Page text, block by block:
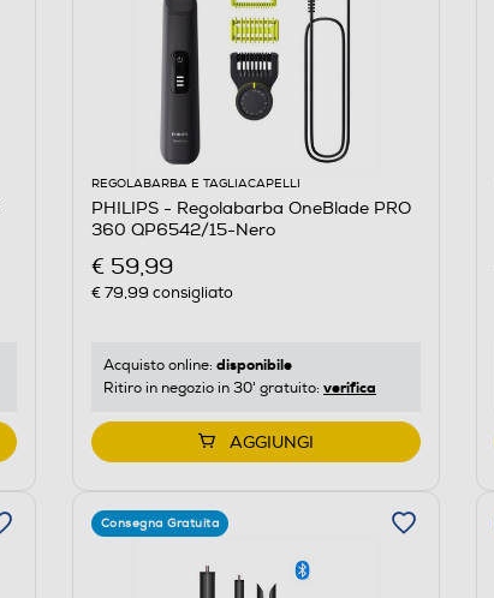
REGOLABARBA E TAGLIACAPELLI
PHILIPS - Regolabarba OneBlade PRO
360 QP6542/15-Nero
€ 59,99
€ 79,99 consigliato
Acquisto online: disponibile
Ritiro in negozio in 30' gratuito: verifica
AGGIUNGI
Consegna Gratuita